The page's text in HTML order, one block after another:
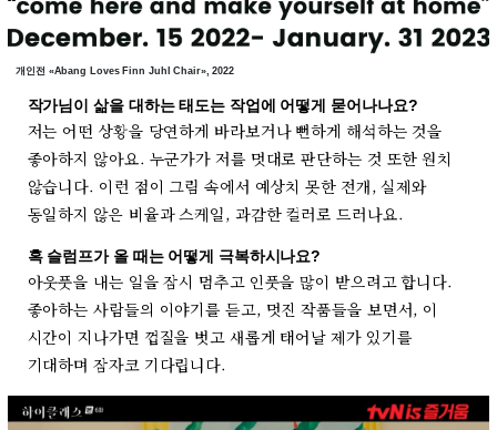
개인전 «Abang Loves Finn Juhl Chair», 2022
작가님이 삶을 대하는 태도는 작업에 어떻게 묻어나나요?
저는 어떤 상황을 당연하게 바라보거나 뻔하게 해석하는 것을
좋아하지 않아요. 누군가가 저를 멋대로 판단하는 것 또한 원치
않습니다. 이런 점이 그림 속에서 예상치 못한 전개, 실제와
동일하지 않은 비율과 스케일, 과감한 컬러로 드러나요.
혹 슬럼프가 올 때는 어떻게 극복하시나요?
아웃풋을 내는 일을 잠시 멈추고 인풋을 많이 받으려고 합니다.
좋아하는 사람들의 이야기를 듣고, 멋진 작품들을 보면서, 이
시간이 지나가면 껍질을 벗고 새롭게 태어날 제가 있기를
기대하며 잠자코 기다립니다.